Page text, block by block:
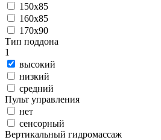
150x85
160x85
170x90
Тип поддона
1
высокий
низкий
средний
Пульт управления
нет
сенсорный
Вертикальный гидромассаж